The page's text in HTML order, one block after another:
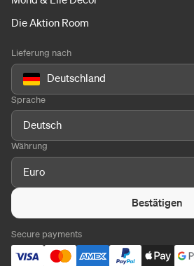
Die Aktion Room
Lieferung nach
Deutschland
Sprache
Deutsch
Währung
Euro
Bestätigen
Secure payments